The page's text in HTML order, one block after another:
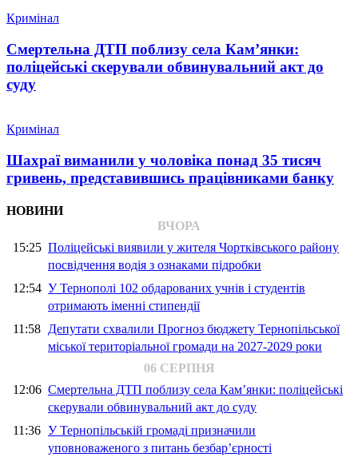
Кримінал
Смертельна ДТП поблизу села Кам’янки:
поліцейські скерували обвинувальний акт до
суду
Кримінал
Шахраї виманили у чоловіка понад 35 тисяч
гривень, представившись працівниками банку
НОВИНИ
ВЧОРА
15:25 Поліцейські виявили у жителя Чортківського району
посвідчення водія з ознаками підробки
12:54 У Тернополі 102 обдарованих учнів і студентів
отримають іменні стипендії
11:58 Депутати схвалили Прогноз бюджету Тернопільської
міської територіальної громади на 2027-2029 роки
06 СЕРПНЯ
12:06 Смертельна ДТП поблизу села Кам’янки: поліцейські
скерували обвинувальний акт до суду
11:36 У Тернопільській громаді призначили
уповноваженого з питань безбар’єрності